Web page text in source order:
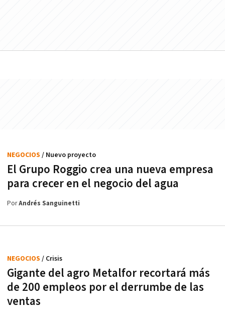
El Grupo Roggio crea una nueva empresa
para crecer en el negocio del agua
NEGOCIOS / Nuevo proyecto
PorAndrés Sanguinetti
Gigante del agro Metalfor recortará más
de 200 empleos por el derrumbe de las
ventas
NEGOCIOS / Crisis